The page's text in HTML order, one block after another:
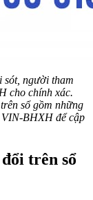
sót, người tham
cho chính xác.
sổ gồm những
BHXH để cập
trên sổ